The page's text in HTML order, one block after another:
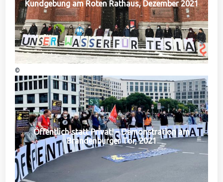
Kundgebung am Roten Rathaus, Dezember 2021
©
Öffentlich statt Privat! – Demonstration am
Brandenburger Tor, 2021